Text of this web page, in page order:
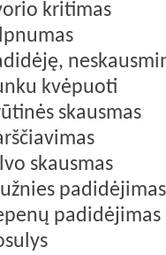
kritimas
kvėpuoti
skausmas
skausmas
padidėjimas
padidėjimas